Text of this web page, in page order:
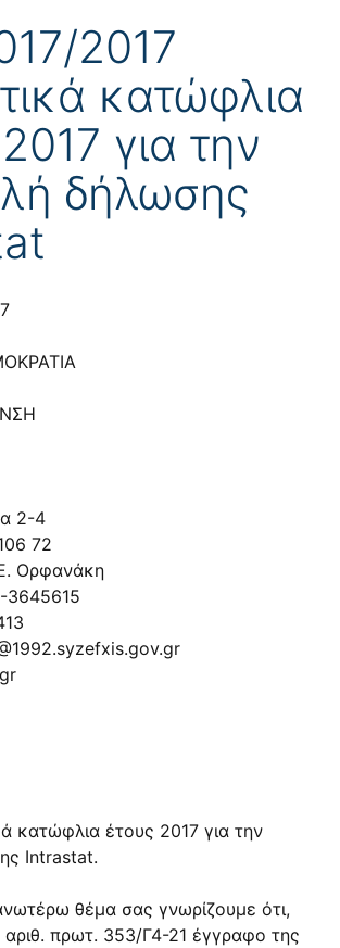
2017
κατώφλια
για την
δήλωσης
2-4
72
Ορφανάκη
3645615
κατώφλια έτους 2017 για την
Intrastat.
θέμα σας γνωρίζουμε ότι,
πρωτ. 353/Γ4-21 έγγραφο της